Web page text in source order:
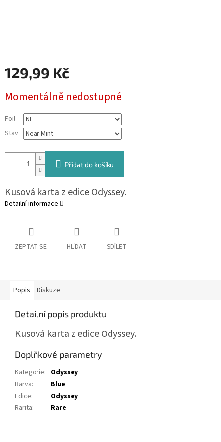
129,99 Kč
cena:
Momentálně nedostupné
Foil
Stav
Přidat do košíku
Kusová karta z edice Odyssey.
Detailní informace
ZEPTAT SE HLÍDAT SDÍLET
Popis Diskuze
Detailní popis produktu
Kusová karta z edice Odyssey.
Doplňkové parametry
Kategorie: Odyssey
Barva:
Blue
Edice:
Odyssey
Rarita: Rare